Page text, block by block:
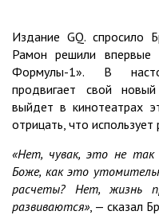
Издание GQ. спросило
Рамон решили впервые
Формулы-1». В
продвигает свой
выйдет в кинотеатрах
отрицать, что
«Нет, чувак, это не
Боже, как это
расчеты? Нет, жизнь
развиваются», — сказал